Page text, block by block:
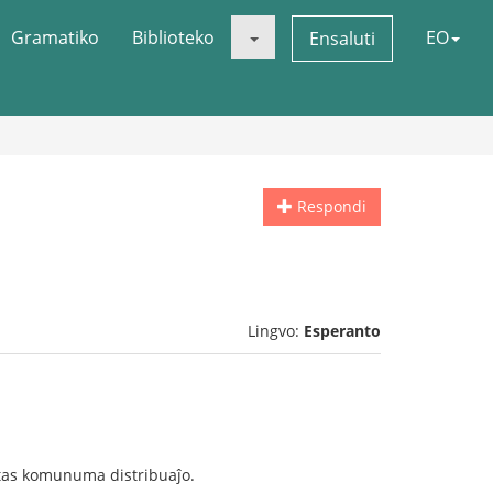
Gramatiko Biblioteko Ensaluti EO
Respondi
Lingvo: Esperanto
komunuma distribuaĵo.